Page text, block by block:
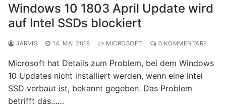
Windows 10 1803 April Update wird
auf Intel SSDs blockiert
JARVIS 14. MAI 2018 MICROSOFT 0 KOMMENTARE
Microsoft hat Details zum Problem, bei dem Windows
10 Updates nicht installiert werden, wenn eine Intel
SSD verbaut ist, bekannt gegeben. Das Problem
betrifft das……